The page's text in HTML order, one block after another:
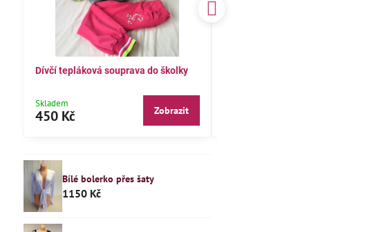
do školky
Zobrazit
Dětské pyžamo 122
240 Kč
Bílé bolerko přes šaty
1150 Kč